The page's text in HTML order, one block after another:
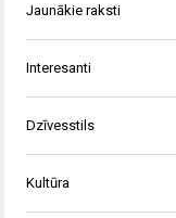
Jaunākie raksti
Interesanti
Dzīvesstils
Kultūra